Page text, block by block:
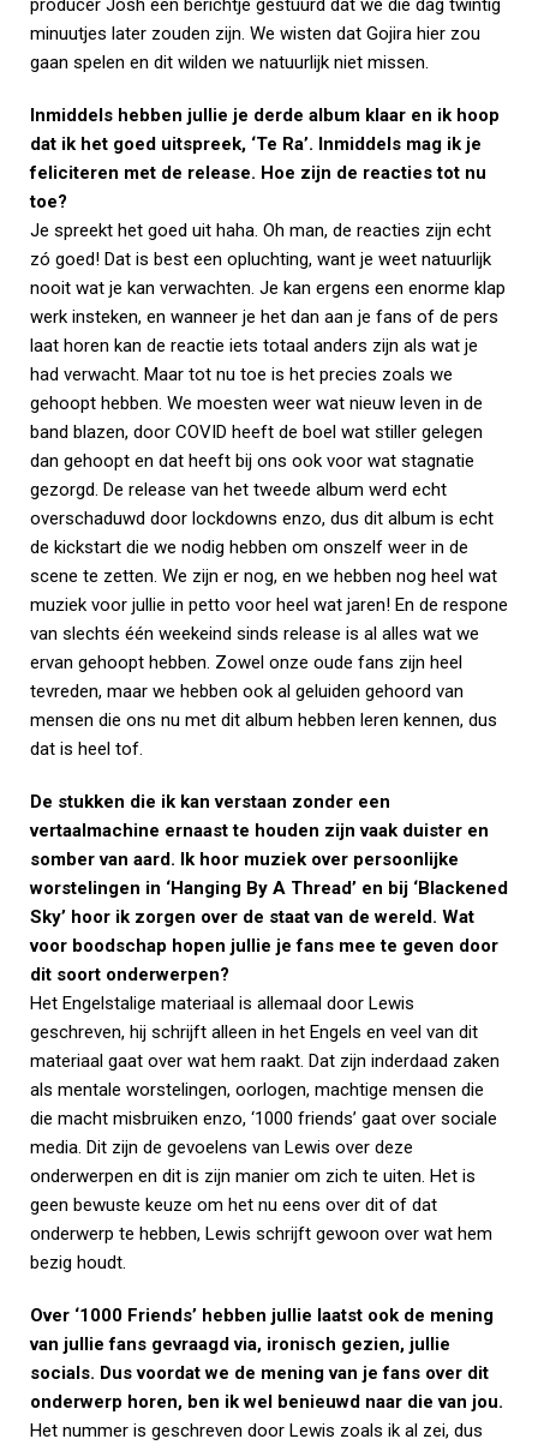
producer Josh een berichtje gestuurd dat we die dag twintig
minuutjes later zouden zijn. We wisten dat Gojira hier zou
gaan spelen en dit wilden we natuurlijk niet missen.
Inmiddels hebben jullie je derde album klaar en ik hoop
dat ik het goed uitspreek, ‘Te Ra’. Inmiddels mag ik je
feliciteren met de release. Hoe zijn de reacties tot nu
toe?
Je spreekt het goed uit haha. Oh man, de reacties zijn echt
zó goed! Dat is best een opluchting, want je weet natuurlijk
nooit wat je kan verwachten. Je kan ergens een enorme klap
werk insteken, en wanneer je het dan aan je fans of de pers
laat horen kan de reactie iets totaal anders zijn als wat je
had verwacht. Maar tot nu toe is het precies zoals we
gehoopt hebben. We moesten weer wat nieuw leven in de
band blazen, door COVID heeft de boel wat stiller gelegen
dan gehoopt en dat heeft bij ons ook voor wat stagnatie
gezorgd. De release van het tweede album werd echt
overschaduwd door lockdowns enzo, dus dit album is echt
de kickstart die we nodig hebben om onszelf weer in de
scene te zetten. We zijn er nog, en we hebben nog heel wat
muziek voor jullie in petto voor heel wat jaren! En de respone
van slechts één weekeind sinds release is al alles wat we
ervan gehoopt hebben. Zowel onze oude fans zijn heel
tevreden, maar we hebben ook al geluiden gehoord van
mensen die ons nu met dit album hebben leren kennen, dus
dat is heel tof.
De stukken die ik kan verstaan zonder een
vertaalmachine ernaast te houden zijn vaak duister en
somber van aard. Ik hoor muziek over persoonlijke
worstelingen in ‘Hanging By A Thread’ en bij ‘Blackened
Sky’ hoor ik zorgen over de staat van de wereld. Wat
voor boodschap hopen jullie je fans mee te geven door
dit soort onderwerpen?
Het Engelstalige materiaal is allemaal door Lewis
geschreven, hij schrijft alleen in het Engels en veel van dit
materiaal gaat over wat hem raakt. Dat zijn inderdaad zaken
als mentale worstelingen, oorlogen, machtige mensen die
die macht misbruiken enzo, ‘1000 friends’ gaat over sociale
media. Dit zijn de gevoelens van Lewis over deze
onderwerpen en dit is zijn manier om zich te uiten. Het is
geen bewuste keuze om het nu eens over dit of dat
onderwerp te hebben, Lewis schrijft gewoon over wat hem
bezig houdt.
Over ‘1000 Friends’ hebben jullie laatst ook de mening
van jullie fans gevraagd via, ironisch gezien, jullie
socials. Dus voordat we de mening van je fans over dit
onderwerp horen, ben ik wel benieuwd naar die van jou.
Het nummer is geschreven door Lewis zoals ik al zei, dus